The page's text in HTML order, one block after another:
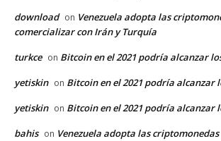
download on Venezuela adopta las
comercializar con Irán y Turquía
turkce on Bitcoin en el 2021 podría alcanzar
yetiskin on Bitcoin en el 2021 podría alcanzar
yetiskin on Bitcoin en el 2021 podría alcanzar
bahis on Venezuela adopta las